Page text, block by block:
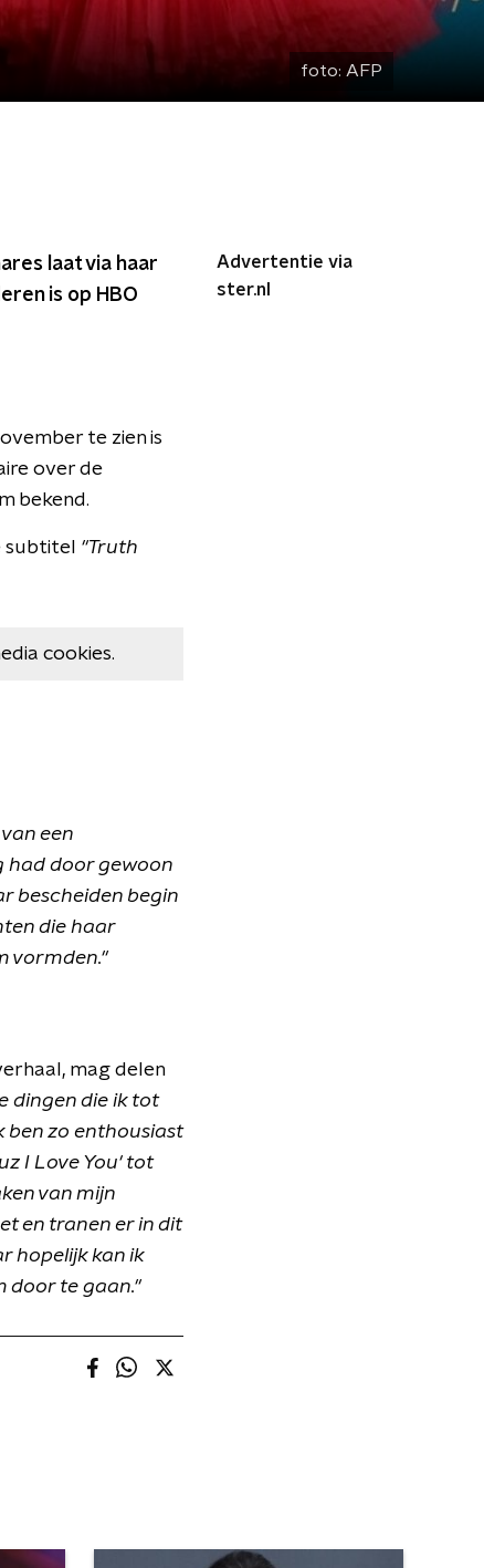
foto: AFP
laat via haar
is op HBO
te zien is
over de
bekend.
subtitel "Truth
cookies.
een
had door gewoon
bescheiden begin
die haar
vormden."
mag delen
dingen die ik tot
ben zo enthousiast
I Love You' tot
van mijn
en tranen er in dit
hopelijk kan ik
door te gaan."
Advertentie via
ster.nl